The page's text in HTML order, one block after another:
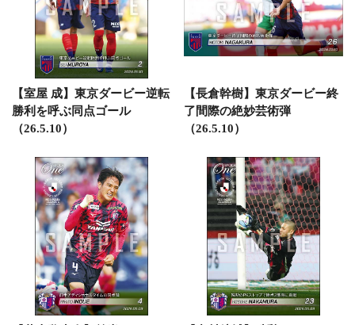
【室屋 成】東京ダービー逆転
勝利を呼ぶ同点ゴール
（26.5.10）
【長倉幹樹】東京ダービー終
了間際の絶妙芸術弾
（26.5.10）